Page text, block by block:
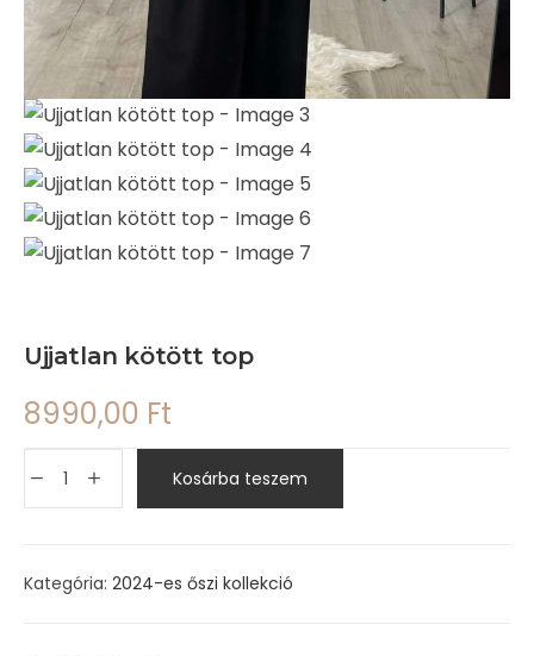
Ujjatlan kötött top
8990,00 Ft
Kosárba teszem
Kategória: 2024-es őszi kollekció